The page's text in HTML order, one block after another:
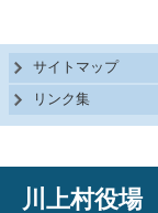
サイトマップ
リンク集
川上村役場